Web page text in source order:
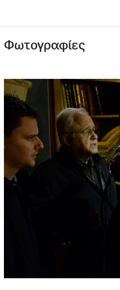
Φωτογραφίες